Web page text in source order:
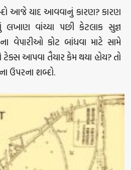
આજે યાદ આવવાનું કારણ? કારણ
વાંચ્યા પછી કેટલાક સુજ્ઞ
વેપારીઓ કોટ બાંધવા માટે સામે
આપવા તૈયાર કેમ થયા હોય? તો
ઉપરના શબ્દો.